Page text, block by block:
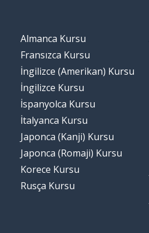
Almanca Kursu
Fransızca Kursu
İngilizce (Amerikan) Kursu
İngilizce Kursu
İspanyolca Kursu
İtalyanca Kursu
Japonca (Kanji) Kursu
Japonca (Romaji) Kursu
Korece Kursu
Rusça Kursu